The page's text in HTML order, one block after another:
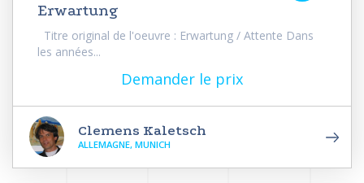
Erwartung
Titre original de l'oeuvre : Erwartung / Attente Dans
les années...
Demander le prix
Clemens Kaletsch
ALLEMAGNE, MUNICH